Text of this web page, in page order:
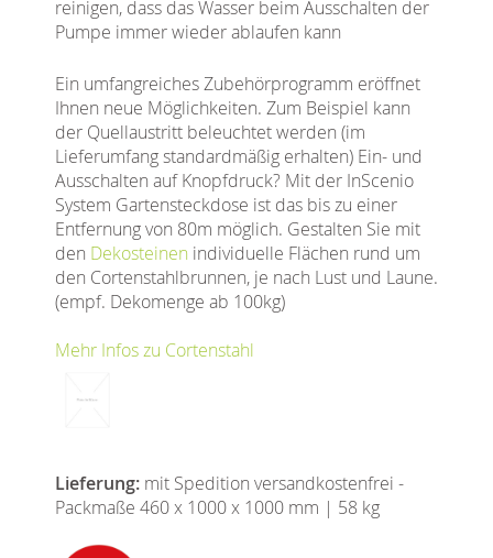
reinigen, dass das Wasser beim Ausschalten der
Pumpe immer wieder ablaufen kann
Ein umfangreiches Zubehörprogramm eröffnet
Ihnen neue Möglichkeiten. Zum Beispiel kann
der Quellaustritt beleuchtet werden (im
Lieferumfang standardmäßig erhalten) Ein- und
Ausschalten auf Knopfdruck? Mit der InScenio
System Gartensteckdose ist das bis zu einer
Entfernung von 80m möglich. Gestalten Sie mit
den Dekosteinen individuelle Flächen rund um
den Cortenstahlbrunnen, je nach Lust und Laune.
(empf. Dekomenge ab 100kg)
Mehr Infos zu Cortenstahl
Lieferung: mit Spedition versandkostenfrei -
Packmaße 460 x 1000 x 1000 mm | 58 kg